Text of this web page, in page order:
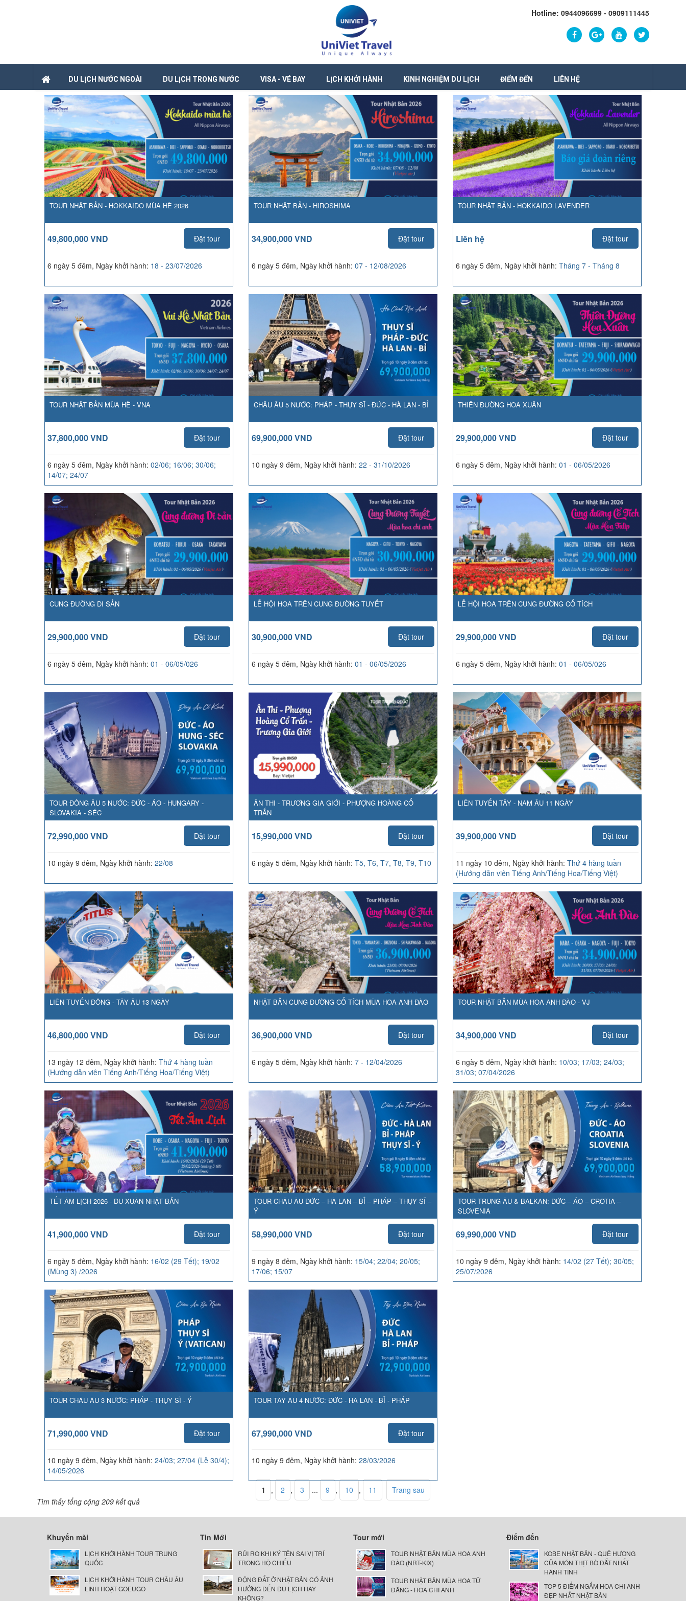
Hotline: 0944096699 - 0909111445
DU LỊCH NƯỚC NGOÀI DU LỊCH TRONG NƯỚC VISA - VÉ BAY LỊCH KHỞI HÀNH KINH NGHIỆM DU LỊCH ĐIỂM ĐẾN LIÊN HỆ
TOUR NHẬT BẢN - HOKKAIDO MÙA HÈ 2026
49,800,000 VND Đặt tour
6 ngày 5 đêm, Ngày khởi hành: 18 - 23/07/2026
TOUR NHẬT BẢN - HIROSHIMA
34,900,000 VND Đặt tour
6 ngày 5 đêm, Ngày khởi hành: 07 - 12/08/2026
TOUR NHẬT BẢN - HOKKAIDO LAVENDER
Liên hệ Đặt tour
6 ngày 5 đêm, Ngày khởi hành: Tháng 7 - Tháng 8
TOUR NHẬT BẢN MÙA HÈ - VNA
37,800,000 VND Đặt tour
6 ngày 5 đêm, Ngày khởi hành: 02/06; 16/06; 30/06;
14/07; 24/07
CHÂU ÂU 5 NƯỚC: PHÁP - THỤY SĨ - ĐỨC - HÀ LAN - BỈ
69,900,000 VND Đặt tour
10 ngày 9 đêm, Ngày khởi hành: 22 - 31/10/2026
THIÊN ĐƯỜNG HOA XUÂN
29,900,000 VND Đặt tour
6 ngày 5 đêm, Ngày khởi hành: 01 - 06/05/2026
CUNG ĐƯỜNG DI SẢN
29,900,000 VND Đặt tour
6 ngày 5 đêm, Ngày khởi hành: 01 - 06/05/026
LỄ HỘI HOA TRÊN CUNG ĐƯỜNG TUYẾT
30,900,000 VND Đặt tour
6 ngày 5 đêm, Ngày khởi hành: 01 - 06/05/2026
LỄ HỘI HOA TRÊN CUNG ĐƯỜNG CỔ TÍCH
29,900,000 VND Đặt tour
6 ngày 5 đêm, Ngày khởi hành: 01 - 06/05/026
TOUR ĐÔNG ÂU 5 NƯỚC: ĐỨC - ÁO - HUNGARY -
SLOVAKIA - SÉC
72,990,000 VND Đặt tour
10 ngày 9 đêm, Ngày khởi hành: 22/08
ÂN THI - TRƯƠNG GIA GIỚI - PHƯỢNG HOÀNG CỔ
TRẤN
15,990,000 VND Đặt tour
6 ngày 5 đêm, Ngày khởi hành: T5, T6, T7, T8, T9, T10
LIÊN TUYẾN TÂY - NAM ÂU 11 NGÀY
39,900,000 VND Đặt tour
11 ngày 10 đêm, Ngày khởi hành: Thứ 4 hàng tuần
(Hướng dẫn viên Tiếng Anh/Tiếng Hoa/Tiếng Việt)
LIÊN TUYẾN ĐÔNG - TÂY ÂU 13 NGÀY
46,800,000 VND Đặt tour
13 ngày 12 đêm, Ngày khởi hành: Thứ 4 hàng tuần
(Hướng dẫn viên Tiếng Anh/Tiếng Hoa/Tiếng Việt)
NHẬT BẢN CUNG ĐƯỜNG CỔ TÍCH MÙA HOA ANH ĐÀO
36,900,000 VND Đặt tour
6 ngày 5 đêm, Ngày khởi hành: 7 - 12/04/2026
TOUR NHẬT BẢN MÙA HOA ANH ĐÀO - VJ
34,900,000 VND Đặt tour
6 ngày 5 đêm, Ngày khởi hành: 10/03; 17/03; 24/03;
31/03; 07/04/2026
TẾT ÂM LỊCH 2026 - DU XUÂN NHẬT BẢN
41,900,000 VND Đặt tour
6 ngày 5 đêm, Ngày khởi hành: 16/02 (29 Tết); 19/02
(Mùng 3) /2026
TOUR CHÂU ÂU ĐỨC – HÀ LAN – BỈ – PHÁP – THỤY SĨ –
Ý
58,990,000 VND Đặt tour
9 ngày 8 đêm, Ngày khởi hành: 15/04; 22/04; 20/05;
17/06; 15/07
TOUR TRUNG ÂU & BALKAN: ĐỨC – ÁO – CROTIA –
SLOVENIA
69,990,000 VND Đặt tour
10 ngày 9 đêm, Ngày khởi hành: 14/02 (27 Tết); 30/05;
25/07/2026
TOUR CHÂU ÂU 3 NƯỚC: PHÁP - THỤY SĨ - Ý
71,990,000 VND Đặt tour
10 ngày 9 đêm, Ngày khởi hành: 24/03; 27/04 (Lễ 30/4);
14/05/2026
TOUR TÂY ÂU 4 NƯỚC: ĐỨC - HÀ LAN - BỈ - PHÁP
67,990,000 VND Đặt tour
10 ngày 9 đêm, Ngày khởi hành: 28/03/2026
1 , 2 , 3 ... 9 , 10 , 11
Trang sau
Tìm thấy tổng cộng 209 kết quả
Khuyến mãi
LỊCH KHỞI HÀNH TOUR TRUNG
QUỐC
LỊCH KHỞI HÀNH TOUR CHÂU ÂU
LINH HOẠT GOEUGO
Tin Mới
RỦI RO KHI KÝ TÊN SAI VỊ TRÍ
TRONG HỘ CHIẾU
ĐỘNG ĐẤT Ở NHẬT BẢN CÓ ẢNH
HƯỞNG ĐẾN DU LỊCH HAY
KHÔNG?
Tour mới
TOUR NHẬT BẢN MÙA HOA ANH
ĐÀO (NRT-KIX)
TOUR NHẬT BẢN MÙA HOA TỬ
ĐẰNG - HOA CHI ANH
Điểm đến
KOBE NHẬT BẢN - QUÊ HƯƠNG
CỦA MÓN THỊT BÒ ĐẮT NHẤT
HÀNH TINH
TOP 5 ĐIỂM NGẮM HOA CHI ANH
ĐẸP NHẤT NHẬT BẢN